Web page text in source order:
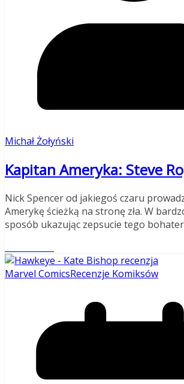
Michał Żołyński
Kapitan Ameryka: Steve
Nick Spencer od jakiegoś czaru
Amerykę ścieżką na stronę zła. W
sposób ukazując zepsucie tego
Marvel ComicsRecenzje Komiksów